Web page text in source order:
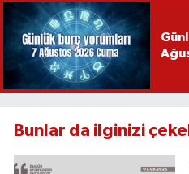
Bunlar da ilginizi